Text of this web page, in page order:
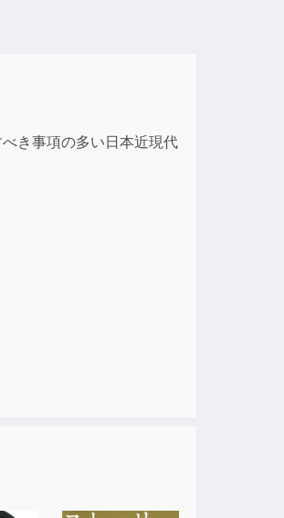
き事項の多い日本近現代
内容になっています。